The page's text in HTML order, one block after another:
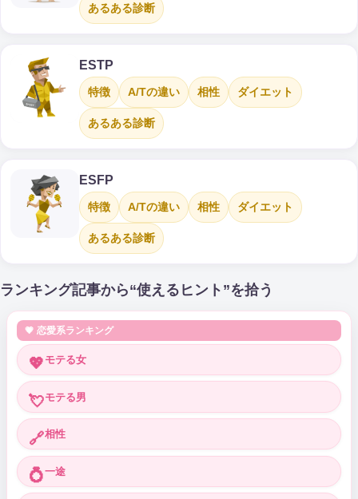
あるある診断
ESTP
特徴 A/Tの違い 相性 ダイエット
あるある診断
ESFP
特徴 A/Tの違い 相性 ダイエット
あるある診断
ランキング記事から“使えるヒント”を拾う
💗 恋愛系ランキング
💖 モテる女
💘モテる男
🔗相性
💍一途